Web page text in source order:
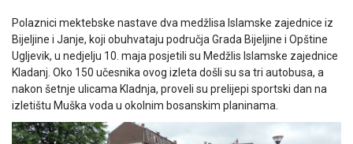
Polaznici mektebske nastave dva medžlisa Islamske zajednice iz
Bijeljine i Janje, koji obuhvataju područja Grada Bijeljine i Opštine
Ugljevik, u nedjelju 10. maja posjetili su Medžlis Islamske zajednice
Kladanj. Oko 150 učesnika ovog izleta došli su sa tri autobusa, a
nakon šetnje ulicama Kladnja, proveli su prelijepi sportski dan na
izletištu Muška voda u okolnim bosanskim planinama.